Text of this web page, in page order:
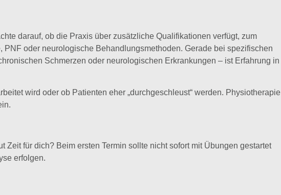
darauf, ob die Praxis über zusätzliche Qualifikationen verfügt, zum
oder neurologische Behandlungsmethoden. Gerade bei spezifischen
Schmerzen oder neurologischen Erkrankungen – ist Erfahrung in
wird oder ob Patienten eher „durchgeschleust“ werden. Physiotherapie
Zeit für dich? Beim ersten Termin sollte nicht sofort mit Übungen gestartet
erfolgen.